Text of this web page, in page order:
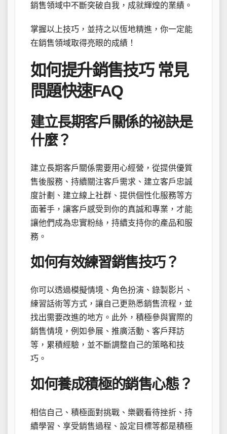
銷售領域中不斷突破自我，成就輝煌的業績。
掌握以上技巧，並持之以恆地精進，你一定能
在銷售領域取得亮眼的成績！
如何提升銷售技巧 常見
問題快速FAQ
建立長期客戶關係的祕訣是
什麼？
建立長期客戶關係需要用心經營，從提供優質
售後服務、持續關注客戶需求、建立客戶忠誠
度計劃、建立線上社群、提供個性化服務等方
面著手，讓客戶感受到你的真誠和專業，才能
讓他們成為忠實粉絲，持續支持你的產品和服
務。
如何有效練習銷售技巧？
你可以透過模擬情境、角色扮演、錄製影片、
練習話術等方式，讓自己更熟悉銷售流程，並
找出需要改進的地方。此外，積極參與實際的
銷售情境，例如參展、推廣活動、客戶拜訪
等，累積經驗，並不斷調整自己的策略和技
巧。
如何養成積極的銷售心態？
相信自己、積極面對挑戰、樂觀看待挫折、持
續學習、享受銷售過程、設定目標等都是積極